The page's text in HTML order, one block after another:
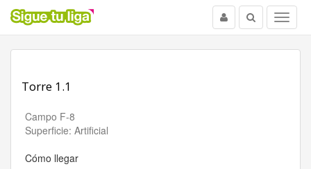
Menu
Buscar
Usuario
Torre 1.1
Campo F-8
Superficie: Artificial
Cómo llegar